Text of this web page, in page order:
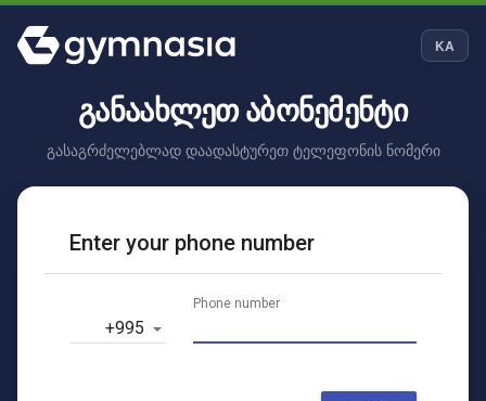
KA
ᲒᲐᲜᲐᲐᲮᲚᲔᲗ ᲐᲑᲝᲜᲔᲛᲔᲜᲢᲘ
გასაგრძელებლად დაადასტურეთ ტელეფონის ნომერი
Enter your phone number
‎+995
Phone number